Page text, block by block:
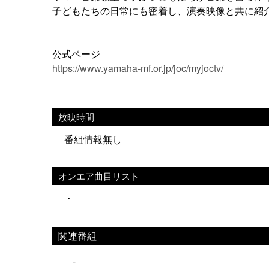
子どもたちの日常にも密着し、演奏映像と共に紹
公式ページ
https://www.yamaha-mf.or.jp/joc/myjoctv/
放映時間
番組情報無し
オンエア曲目リスト
・
関連番組
-